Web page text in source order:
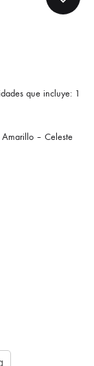
que incluye: 1
– Celeste